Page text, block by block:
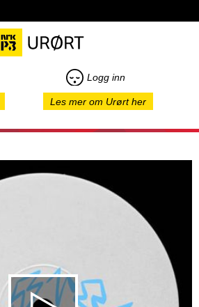
Logg inn
Les mer om Urørt her